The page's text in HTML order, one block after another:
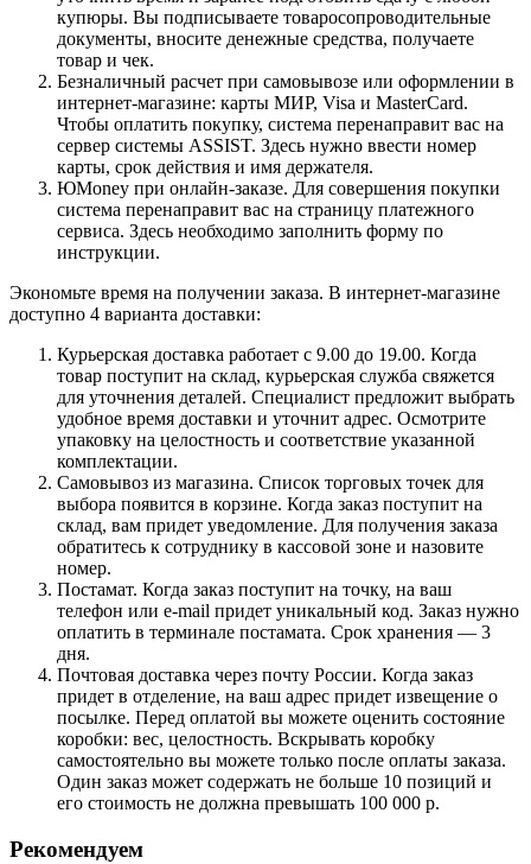
купюры. Вы подписываете товаросопроводительные
документы, вносите денежные средства, получаете
товар и чек.
Безналичный расчет при самовывозе или оформлении в
интернет-магазине: карты МИР, Visa и MasterCard.
Чтобы оплатить покупку, система перенаправит вас на
сервер системы ASSIST. Здесь нужно ввести номер
карты, срок действия и имя держателя.
ЮMoney при онлайн-заказе. Для совершения покупки
система перенаправит вас на страницу платежного
сервиса. Здесь необходимо заполнить форму по
инструкции.
Экономьте время на получении заказа. В интернет-магазине
доступно 4 варианта доставки:
Курьерская доставка работает с 9.00 до 19.00. Когда
товар поступит на склад, курьерская служба свяжется
для уточнения деталей. Специалист предложит выбрать
удобное время доставки и уточнит адрес. Осмотрите
упаковку на целостность и соответствие указанной
комплектации.
Самовывоз из магазина. Список торговых точек для
выбора появится в корзине. Когда заказ поступит на
склад, вам придет уведомление. Для получения заказа
обратитесь к сотруднику в кассовой зоне и назовите
номер.
Постамат. Когда заказ поступит на точку, на ваш
телефон или e-mail придет уникальный код. Заказ нужно
оплатить в терминале постамата. Срок хранения — 3
дня.
Почтовая доставка через почту России. Когда заказ
придет в отделение, на ваш адрес придет извещение о
посылке. Перед оплатой вы можете оценить состояние
коробки: вес, целостность. Вскрывать коробку
самостоятельно вы можете только после оплаты заказа.
Один заказ может содержать не больше 10 позиций и
его стоимость не должна превышать 100 000 р.
Рекомендуем